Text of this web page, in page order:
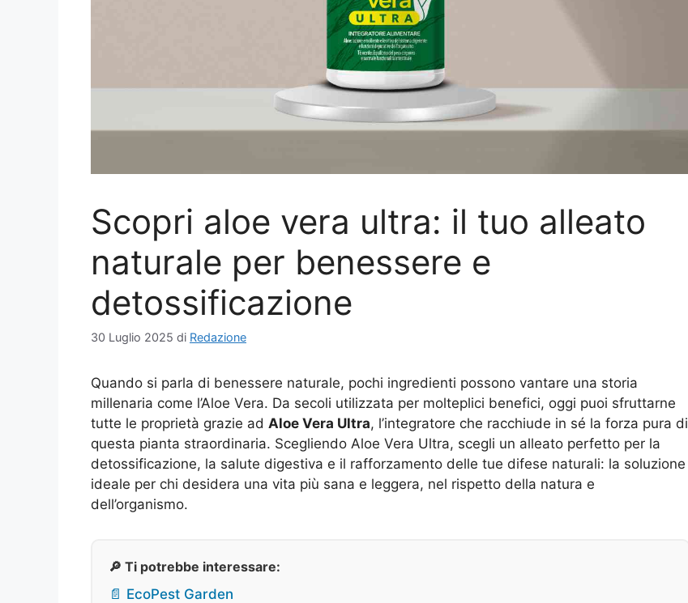
Scopri aloe vera ultra: il tuo alleato
naturale per benessere e
detossificazione
30 Luglio 2025 di Redazione
Quando si parla di benessere naturale, pochi ingredienti possono vantare una storia
millenaria come l’Aloe Vera. Da secoli utilizzata per molteplici benefici, oggi puoi sfruttarne
tutte le proprietà grazie ad Aloe Vera Ultra, l’integratore che racchiude in sé la forza pura di
questa pianta straordinaria. Scegliendo Aloe Vera Ultra, scegli un alleato perfetto per la
detossificazione, la salute digestiva e il rafforzamento delle tue difese naturali: la soluzione
ideale per chi desidera una vita più sana e leggera, nel rispetto della natura e
dell’organismo.
🔎 Ti potrebbe interessare:
📄 EcoPest Garden